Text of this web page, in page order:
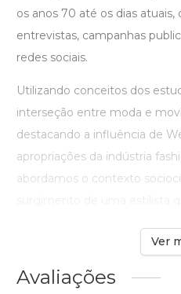
os anos 70 até os dias atuais,
entrevistas, campanhas
redes sociais.
Utilizando conceitos dos
interseção entre moda e
destacando a influência de
apropriações da indústria
abordamos o contexto
Ver
Avaliações